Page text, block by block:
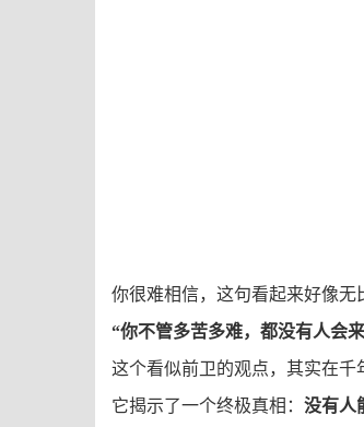
你很难相信，这句看起来好像无
“你不管多苦多难，都没有人会
这个看似前卫的观点，其实在
它揭示了一个终极真相： 没有人